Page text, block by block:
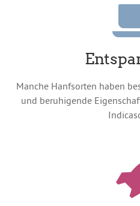
Manche Hanfsorten haben
und beruhigende